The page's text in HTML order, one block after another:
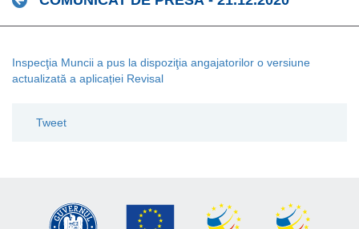
Inspecţia Muncii a pus la dispoziţia angajatorilor o versiune
actualizată a aplicației Revisal
Tweet